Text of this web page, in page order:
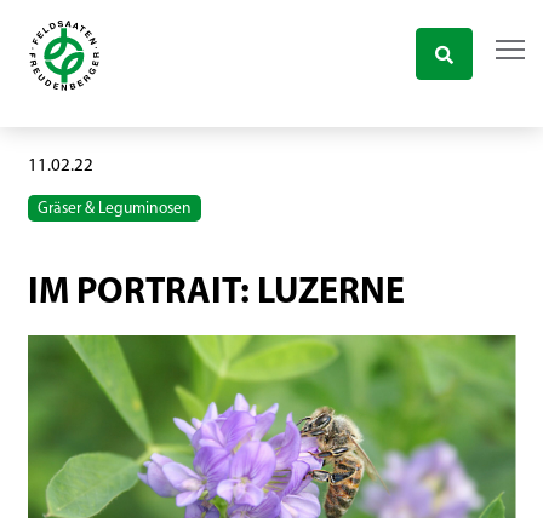
11.02.22
Gräser & Leguminosen
IM PORTRAIT: LUZERNE